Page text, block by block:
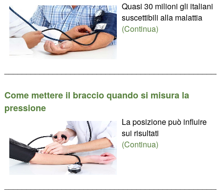
Quasi 30 milioni gli italiani
suscettibili alla malattia
(Continua)
Come mettere il braccio quando si misura la
pressione
La posizione può influire
sui risultati
(Continua)